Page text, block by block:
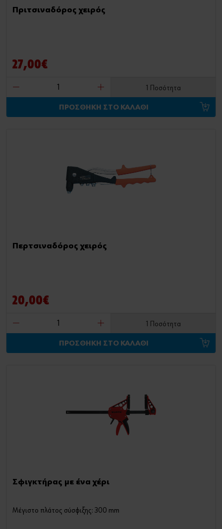
Πριτσιναδόρος χειρός
27,00€
1 Ποσότητα
ΠΡΟΣΘΗΚΗ ΣΤΟ ΚΑΛΑΘΙ
Περτσιναδόρος χειρός
20,00€
1 Ποσότητα
ΠΡΟΣΘΗΚΗ ΣΤΟ ΚΑΛΑΘΙ
Σφιγκτήρας με ένα χέρι
Μέγιστο πλάτος σύσφιξης: 300 mm